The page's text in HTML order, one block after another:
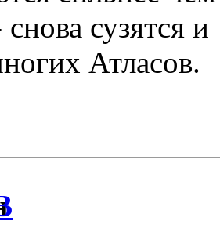
сузятся
Атласов.